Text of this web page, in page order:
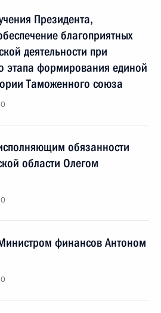
Президента,
благоприятных
деятельности при
этапа формирования единой
Таможенного союза
обязанности
области Олегом
финансов Антоном